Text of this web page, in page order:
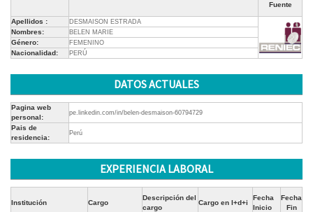
Fuente
Apellidos : DESMAISON ESTRADA
Nombres: BELEN MARIE
Género: FEMENINO
Nacionalidad: PERÚ
DATOS ACTUALES
Pagina web
personal:
pe.linkedin.com/in/belen-desmaison-60794729
Pais de
residencia:
Perú
EXPERIENCIA LABORAL
Institución Cargo
Descripción del
cargo
Cargo en I+d+i
Fecha
Inicio
Fecha
Fin